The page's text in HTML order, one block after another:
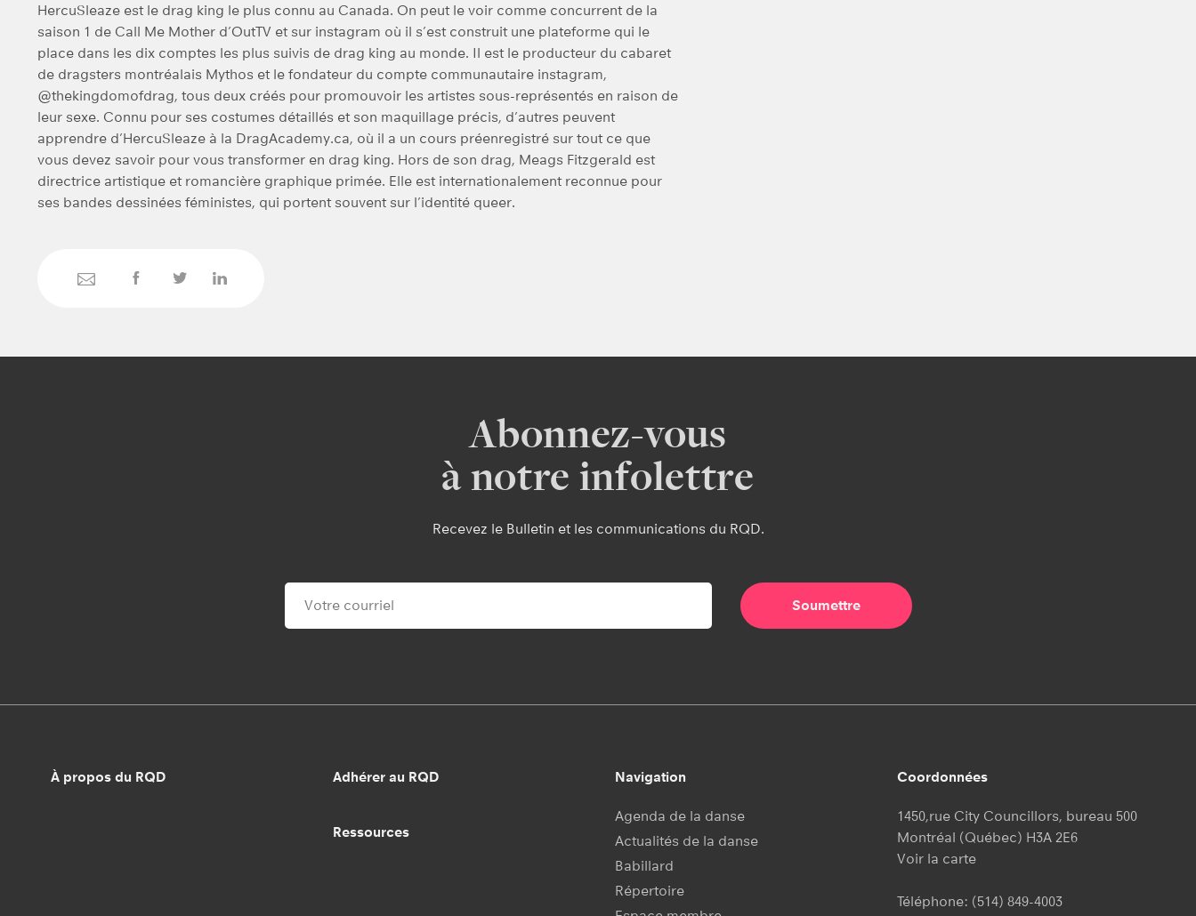
HercuSleaze est le drag king le plus connu au Canada. On peut le voir comme concurrent de la
saison 1 de Call Me Mother d’OutTV et sur instagram où il s’est construit une plateforme qui le
place dans les dix comptes les plus suivis de drag king au monde. Il est le producteur du cabaret
de dragsters montréalais Mythos et le fondateur du compte communautaire instagram,
@thekingdomofdrag, tous deux créés pour promouvoir les artistes sous-représentés en raison de
leur sexe. Connu pour ses costumes détaillés et son maquillage précis, d’autres peuvent
apprendre d’HercuSleaze à la DragAcademy.ca, où il a un cours préenregistré sur tout ce que
vous devez savoir pour vous transformer en drag king. Hors de son drag, Meags Fitzgerald est
directrice artistique et romancière graphique primée. Elle est internationalement reconnue pour
ses bandes dessinées féministes, qui portent souvent sur l’identité queer.
Abonnez-vous
à notre infolettre
Recevez le Bulletin et les communications du RQD.
À propos du RQD Adhérer au RQD
Ressources
Navigation
Agenda de la danse
Actualités de la danse
Babillard
Répertoire
Coordonnées
1450,rue City Councillors, bureau 500
Montréal (Québec) H3A 2E6
Voir la carte
Téléphone: (514) 849-4003